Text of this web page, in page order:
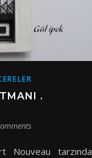
.
Nouveau